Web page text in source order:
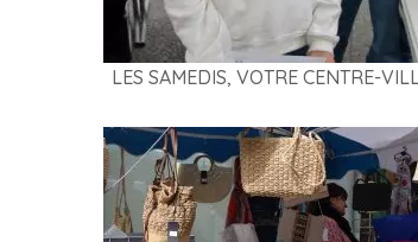
LES SAMEDIS, VOTRE CENTRE-